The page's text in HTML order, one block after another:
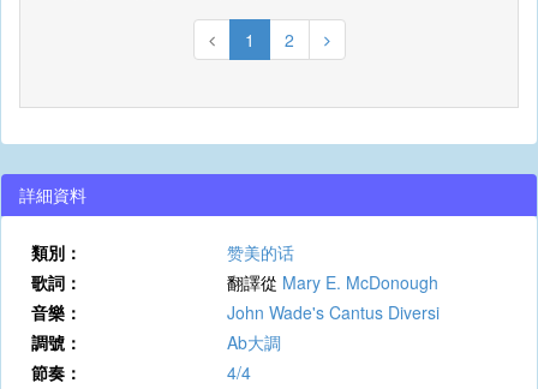
1 2
詳細資料
類別：
赞美的话
歌詞：
翻譯從 Mary E. McDonough
音樂：
John Wade's Cantus Diversi
調號：
Ab大調
節奏：
4/4